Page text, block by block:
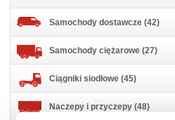
Samochody dostawcze (42)
Samochody ciężarowe (27)
Ciągniki siodłowe (45)
Naczepy i przyczepy (48)